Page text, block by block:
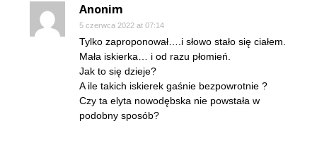
Anonim
5 czerwca 2022 at 07:14
Tylko zaproponował….i słowo stało się ciałem.
Mała iskierka… i od razu płomień.
Jak to się dzieje?
A ile takich iskierek gaśnie bezpowrotnie ?
Czy ta elyta nowodębska nie powstała w
podobny sposób?